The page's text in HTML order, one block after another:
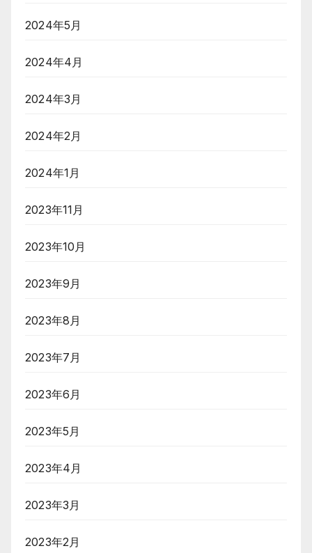
2024年5月
2024年4月
2024年3月
2024年2月
2024年1月
2023年11月
2023年10月
2023年9月
2023年8月
2023年7月
2023年6月
2023年5月
2023年4月
2023年3月
2023年2月